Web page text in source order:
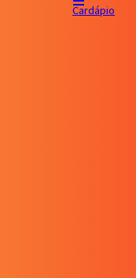
Cardápio